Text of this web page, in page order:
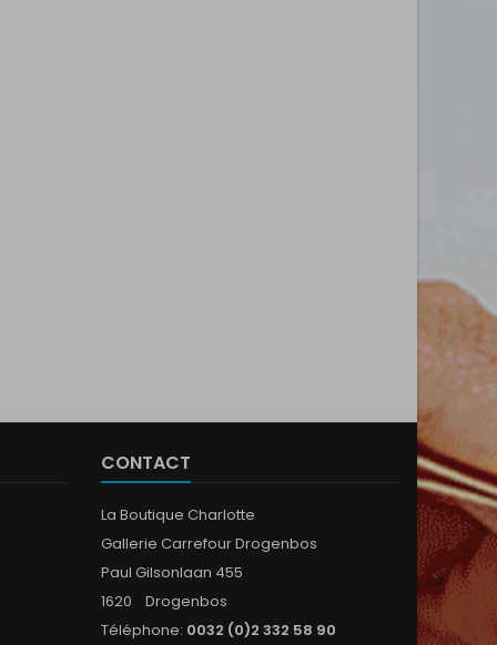
CONTACT
La Boutique Charlotte
Gallerie Carrefour Drogenbos
Paul Gilsonlaan 455
1620 Drogenbos
Téléphone: 0032 (0)2 332 58 90